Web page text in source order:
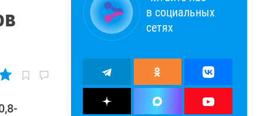
в социальных
сетях